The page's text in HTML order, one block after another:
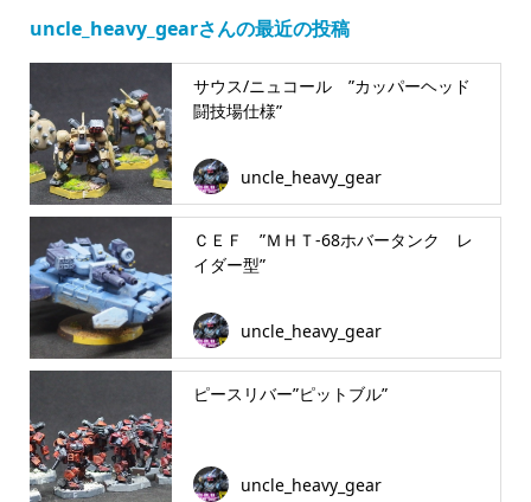
uncle_heavy_gearさんの最近の投稿
サウス/ニュコール ”カッパーヘッド
闘技場仕様”
uncle_heavy_gear
ＣＥＦ ”ＭＨＴ-68ホバータンク レ
イダー型”
uncle_heavy_gear
ピースリバー”ピットブル”
uncle_heavy_gear